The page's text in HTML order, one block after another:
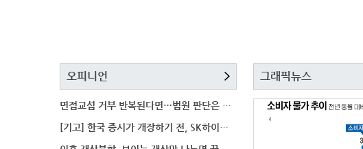
오피니언
면접교섭 거부 반복된다면…법원 판단은 달라질까
[기고] 한국 증시가 개장하기 전, SK하이닉스 가격은
그래픽뉴스